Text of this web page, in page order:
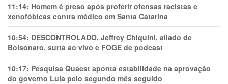
11:14: Homem é preso após proferir ofensas racistas e
xenofóbicas contra médico em Santa Catarina
10:54: DESCONTROLADO, Jeffrey Chiquini, aliado de
Bolsonaro, surta ao vivo e FOGE de podcast
10:17: Pesquisa Quaest aponta estabilidade na aprovação
do governo Lula pelo segundo mês seguido